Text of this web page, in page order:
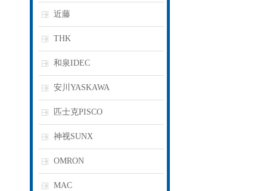
近藤
THK
和泉IDEC
安川YASKAWA
匹士克PISCO
神视SUNX
OMRON
MAC